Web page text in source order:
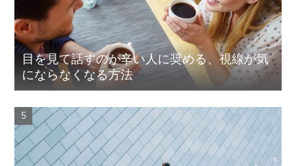
目を見て話すのが辛い人に奨める、視線が気
にならなくなる方法